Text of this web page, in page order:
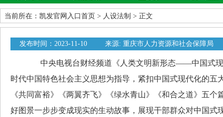
当前所在： 凯发官网入口首页 > 人设法制 > 正文
发布时间：2023-11-10 来源: 重庆市人力资源和社会保障局
中央电视台财经频道《人类文明新形态——中国式现
时代中国特色社会主义思想为指导，紧扣中国式现代化的五
《共同富裕》《两翼齐飞》《绿水青山》《和合之道》五个
好图景一步步变成现实的生动故事，展现干部群众对中国式